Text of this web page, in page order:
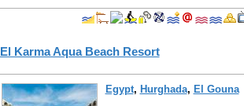
El Karma Aqua Beach Resort
Egypt, Hurghada, El Gouna